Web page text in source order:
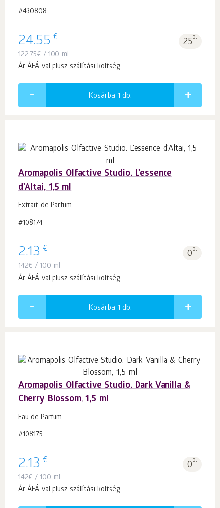
#430808
24.55 € 25p.
122.75€ / 100 ml
Ár ÁFÁ-val plusz szállítási költség
Kosárba 1 db.
Aromapolis Olfactive Studio. L'essence
d'Altai, 1,5 ml
Extrait de Parfum
#108174
2.13 € 0p.
142€ / 100 ml
Ár ÁFÁ-val plusz szállítási költség
Kosárba 1 db.
Aromapolis Olfactive Studio. Dark Vanilla &
Cherry Blossom, 1,5 ml
Eau de Parfum
#108175
2.13 € 0p.
142€ / 100 ml
Ár ÁFÁ-val plusz szállítási költség